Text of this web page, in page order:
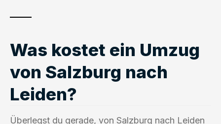
Was kostet ein Umzug
von Salzburg nach
Leiden?
Überlegst du gerade, von Salzburg nach Leiden